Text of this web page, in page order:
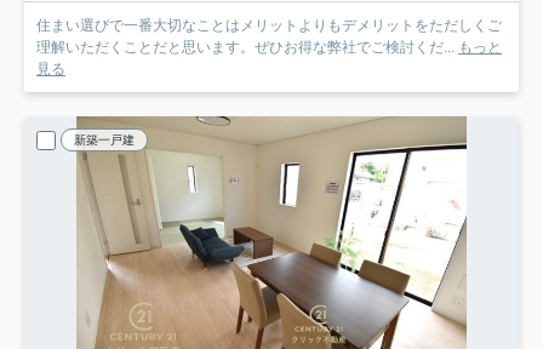
住まい選びで一番大切なことはメリットよりもデメリットをただしくご
理解いただくことだと思います。ぜひお得な弊社でご検討くだ... もっと
見る
新築一戸建